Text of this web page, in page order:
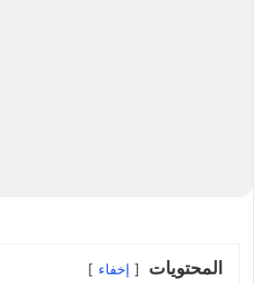
المحتويات إخفاء